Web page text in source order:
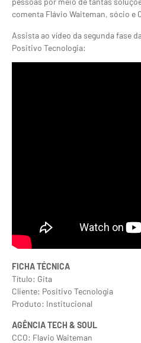
comenta Flávio Waiteman, sócio e
Assista ao vídeo da segunda fase
Positivo Tecnologia:
FICHA TÉCNICA
Título: Gita
Cliente: Positivo Tecnologia
Produto: Institucional
AGÊNCIA TECH & SOUL
CCO: Flavio Waiteman